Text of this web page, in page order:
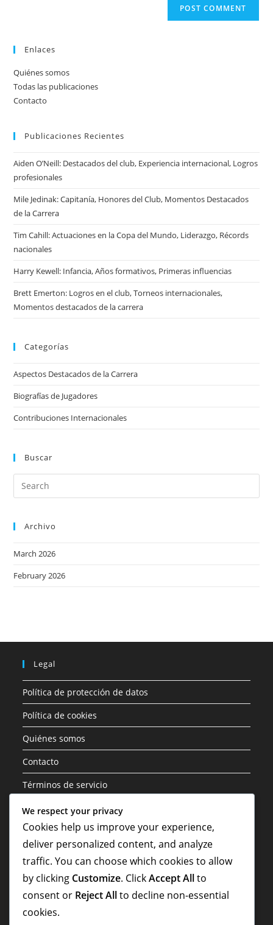
Enlaces
Quiénes somos
Todas las publicaciones
Contacto
Publicaciones Recientes
Aiden O’Neill: Destacados del club, Experiencia internacional, Logros
profesionales
Mile Jedinak: Capitanía, Honores del Club, Momentos Destacados
de la Carrera
Tim Cahill: Actuaciones en la Copa del Mundo, Liderazgo, Récords
nacionales
Harry Kewell: Infancia, Años formativos, Primeras influencias
Brett Emerton: Logros en el club, Torneos internacionales,
Momentos destacados de la carrera
Categorías
Aspectos Destacados de la Carrera
Biografías de Jugadores
Contribuciones Internacionales
Buscar
Archivo
March 2026
February 2026
Legal
Política de protección de datos
Política de cookies
Quiénes somos
Contacto
Términos de servicio
Categorías
Aspectos Destacados de la Carrera
Contribuciones Internacionales
We respect your privacy
Cookies help us improve your experience,
deliver personalized content, and analyze
traffic. You can choose which cookies to allow
by clicking Customize. ClickAccept Allto
consent or Reject Allto decline non-essential
cookies.